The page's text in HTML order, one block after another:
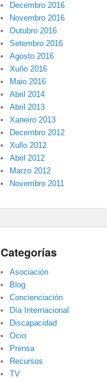
Decembro 2016
Novembro 2016
Outubro 2016
Setembro 2016
Agosto 2016
Xuño 2016
Maio 2016
Abril 2014
Abril 2013
Xaneiro 2013
Decembro 2012
Xullo 2012
Abril 2012
Marzo 2012
Novembro 2011
Categorías
Asociación
Blog
Concienciación
Día Internacional
Discapacidad
Ocio
Prensa
Recursos
TV